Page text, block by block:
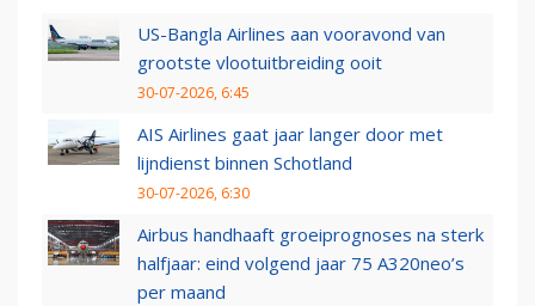
US-Bangla Airlines aan vooravond van
grootste vlootuitbreiding ooit
30-07-2026, 6:45
AIS Airlines gaat jaar langer door met
lijndienst binnen Schotland
30-07-2026, 6:30
Airbus handhaaft groeiprognoses na sterk
halfjaar: eind volgend jaar 75 A320neo’s
per maand